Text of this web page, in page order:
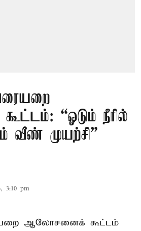
“ஓடும் நீரில்
முயற்சி” –
3:10 pm
ஆலோசனைக் கூட்டம்